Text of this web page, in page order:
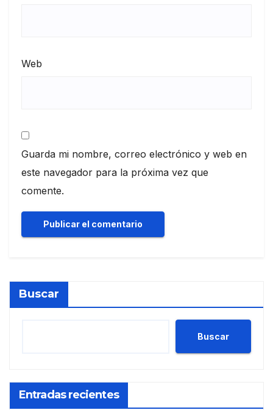
Web
Guarda mi nombre, correo electrónico y web en
este navegador para la próxima vez que
comente.
Buscar
Buscar
Entradas recientes